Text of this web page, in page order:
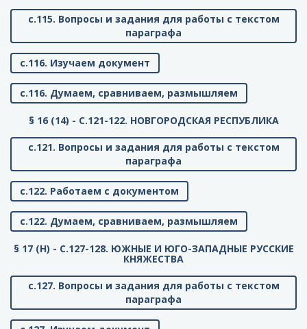
с.115. Вопросы и задания для работы с текстом
параграфа
с.116. Изучаем документ
с.116. Думаем, сравниваем, размышляем
§ 16 (14) - C.121-122. НОВГОРОДСКАЯ РЕСПУБЛИКА
с.121. Вопросы и задания для работы с текстом
параграфа
с.122. Работаем с документом
с.122. Думаем, сравниваем, размышляем
§ 17 (Н) - C.127-128. ЮЖНЫЕ И ЮГО-ЗАПАДНЫЕ РУССКИЕ
КНЯЖЕСТВА
с.127. Вопросы и задания для работы с текстом
параграфа